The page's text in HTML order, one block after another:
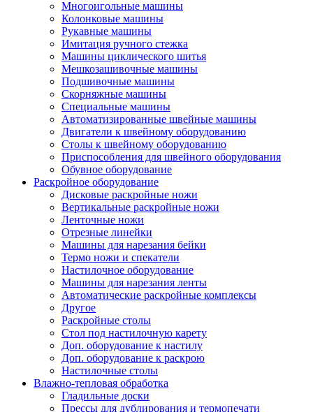
Многоигольные машины
Колонковые машины
Рукавные машины
Имитация ручного стежка
Машины циклического шитья
Мешкозашивочные машины
Подшивочные машины
Скорняжные машины
Специальные машины
Автоматизированные швейные машины
Двигатели к швейному оборудованию
Столы к швейному оборудованию
Приспособления для швейного оборудования
Обувное оборудование
Раскройное оборудование
Дисковые раскройные ножи
Вертикальные раскройные ножи
Ленточные ножи
Отрезные линейки
Машины для нарезания бейки
Термо ножи и спекатели
Настилочное оборудование
Машины для нарезания ленты
Автоматические раскройные комплексы
Другое
Раскройные столы
Стол под настилочную карету
Доп. оборудование к настилу
Доп. оборудование к раскрою
Настилочные столы
Влажно-тепловая обработка
Гладильные доски
Прессы для дублирования и термопечати